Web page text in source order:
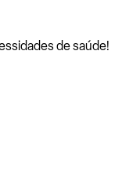
de saúde!